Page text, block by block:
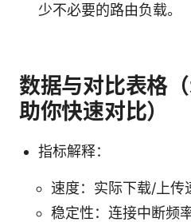
少不必要的路由负载。
数据与对比表格
助你快速对比）
指标解释：
速度：实际下载/上传
稳定性：连接中断频